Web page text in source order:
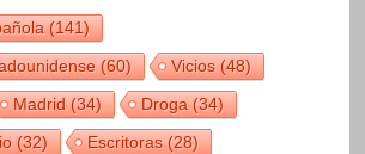
(141)
(60) Vicios(48)
Madrid(34) Droga(34)
(32) Escritoras(28)